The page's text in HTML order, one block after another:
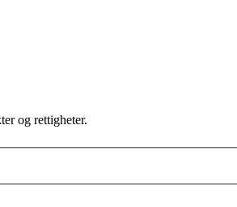
og rettigheter.